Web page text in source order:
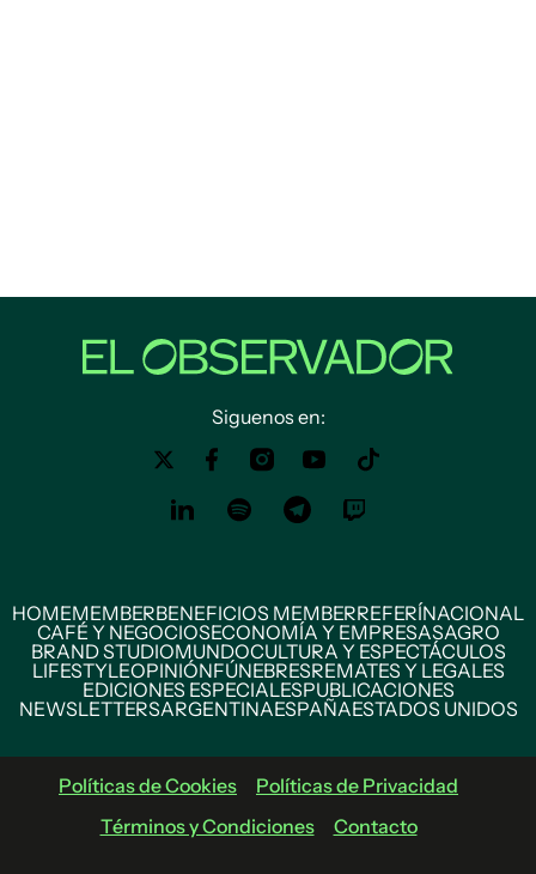
Siguenos en:
HOMEMEMBERBENEFICIOS MEMBERREFERÍNACIONAL
CAFÉ Y NEGOCIOSECONOMÍA Y EMPRESASAGRO
BRAND STUDIOMUNDOCULTURA Y ESPECTÁCULOS
LIFESTYLEOPINIÓNFÚNEBRESREMATES Y LEGALES
EDICIONES ESPECIALESPUBLICACIONES
NEWSLETTERSARGENTINAESPAÑAESTADOS UNIDOS
Políticas de Cookies
Políticas de Privacidad
Términos y Condiciones
Contacto